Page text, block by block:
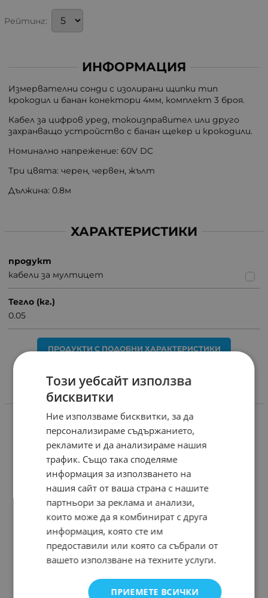
Рейтинг:
ИНФОРМАЦИЯ
Измервателни сонди с изолирани щипки тип
крокодил и банан конектори 4мм, комплект 3 броя.
Кабел за цифров уред, токоизправител или друго
захранващо устройство с банан щекер и крокодили.
Номинално напрежение: 60V DC
Три цвята: черен, червен, жълт
Дължина: 0.8м
ХАРАКТЕРИСТИКИ
продукт
кабели за мултицет
Тегло (кг.)
0.05
ПРОДУКТИ С ПОДОБНИ ХАРАКТЕРИСТИКИ
СВЪРЗАНИ ПРОДУКТИ
Този уебсайт използва
бисквитки
Ние използваме бисквитки, за да
персонализираме съдържанието,
рекламите и да анализираме нашия
трафик. Също така споделяме
информация за използването на
нашия сайт от ваша страна с нашите
партньори за реклама и анализи,
които може да я комбинират с друга
информация, която сте им
предоставили или която са събрали от
вашето използване на техните услуги.
ПРИЕМЕТЕ ВСИЧКИ